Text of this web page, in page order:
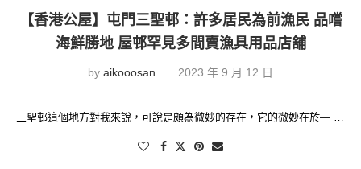
【香港公屋】屯門三聖邨：許多居民為前漁民 品嚐
海鮮勝地 屋邨罕見多間賣漁具用品店舖
by aikooosan 2023 年 9 月 12 日
三聖邨這個地方對我來說，可說是頗為微妙的存在，它的微妙在於— …